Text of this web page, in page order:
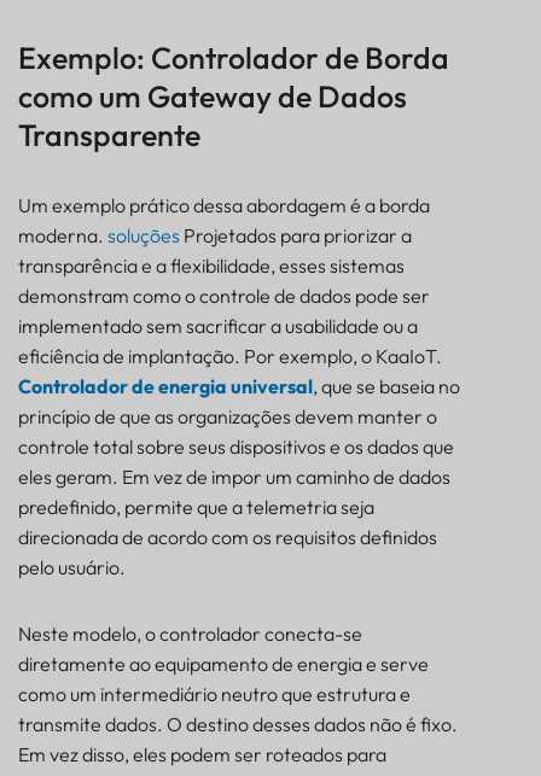
Exemplo: Controlador de Borda
como um Gateway de Dados
Transparente
Um exemplo prático dessa abordagem é a borda
moderna. soluções Projetados para priorizar a
transparência e a flexibilidade, esses sistemas
demonstram como o controle de dados pode ser
implementado sem sacrificar a usabilidade ou a
eficiência de implantação. Por exemplo, o KaaIoT.
Controlador de energia universal, que se baseia no
princípio de que as organizações devem manter o
controle total sobre seus dispositivos e os dados que
eles geram. Em vez de impor um caminho de dados
predefinido, permite que a telemetria seja
direcionada de acordo com os requisitos definidos
pelo usuário.
Neste modelo, o controlador conecta-se
diretamente ao equipamento de energia e serve
como um intermediário neutro que estrutura e
transmite dados. O destino desses dados não é fixo.
Em vez disso, eles podem ser roteados para